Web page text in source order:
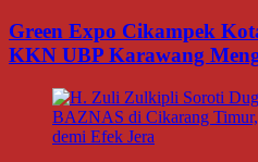
Green Expo Cikampek
KKN UBP Karawang